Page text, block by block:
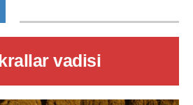
vadisi